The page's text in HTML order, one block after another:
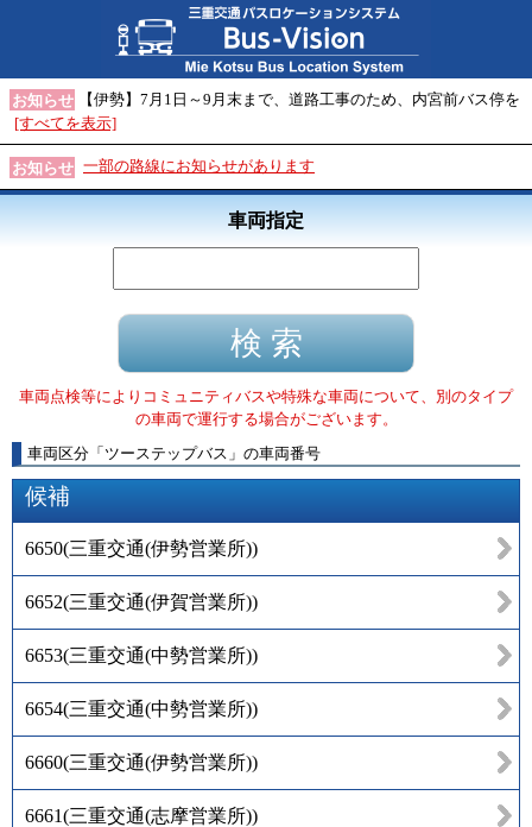
お知らせ
【伊勢】7月1日～9月末まで、道路工事のため、内宮前バス停を
[すべてを表示]
お知らせ 一部の路線にお知らせがあります
車両指定
車両点検等によりコミュニティバスや特殊な車両について、別のタイプ
の車両で運行する場合がございます。
車両区分 「 ツーステップバス 」 の車両番号
候補
6650(三重交通(伊勢営業所))
6652(三重交通(伊賀営業所))
6653(三重交通(中勢営業所))
6654(三重交通(中勢営業所))
6660(三重交通(伊勢営業所))
6661(三重交通(志摩営業所))